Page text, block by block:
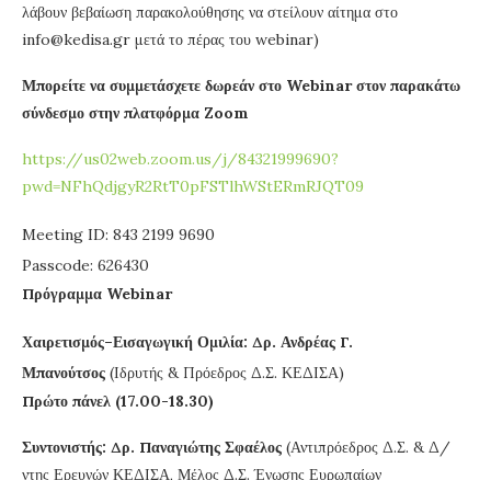
λάβουν βεβαίωση παρακολούθησης να στείλουν αίτημα στο
info@kedisa.gr μετά το πέρας του webinar)
Μπορείτε να συμμετάσχετε δωρεάν στο Webinar στον παρακάτω
σύνδεσμο στην πλατφόρμα Zoom
https://us02web.zoom.us/j/84321999690?
pwd=NFhQdjgyR2RtT0pFSTlhWStERmRJQT09
Meeting ID: 843 2199 9690
Passcode: 626430
Πρόγραμμα Webinar
Χαιρετισμός–Εισαγωγική Ομιλία: Δρ. Ανδρέας Γ.
Μπανούτσος (Ιδρυτής & Πρόεδρος Δ.Σ. ΚΕΔΙΣΑ)
Πρώτο πάνελ (17.00-18.30)
Συντονιστής: Δρ. Παναγιώτης Σφαέλος (Αντιπρόεδρος Δ.Σ. & Δ/
ντης Ερευνών ΚΕΔΙΣΑ, Μέλος Δ.Σ. Ένωσης Ευρωπαίων